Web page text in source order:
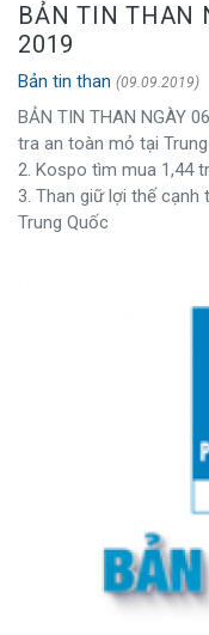
BẢN TIN THAN
2019
Bản tin than (09.09.2019)
BẢN TIN THAN NGÀY
tra an toàn mỏ tại
2. Kospo tìm mua 1,44
3. Than giữ lợi thế
Trung Quốc